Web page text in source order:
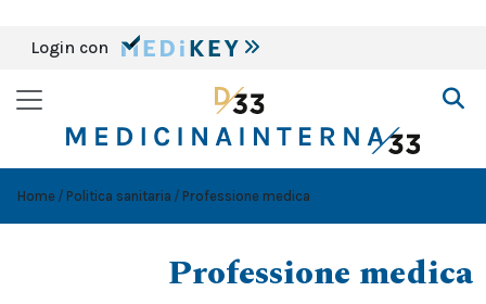
Login con
Home Politica sanitaria Professione medica
Professione medica